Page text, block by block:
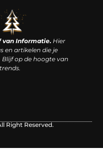
van Informatie.Hier
en artikelen die je
op de hoogte van
Right Reserved.